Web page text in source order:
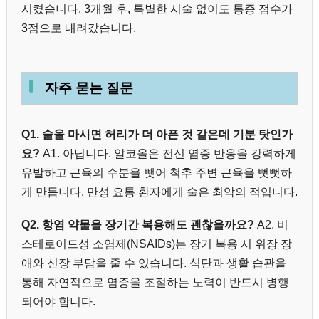
시켰습니다. 3개월 후, 특별한 시술 없이도 통증 점수가
3점으로 내려갔습니다.
자주 묻는 질문
Q1. 술을 마시면 허리가 더 아픈 것 같은데 기분 탓인가
요? A1. 아닙니다. 알코올은 전신 염증 반응을 강력하게
유발하고 근육의 수분을 뺏어 척추 주변 근육을 뻣뻣하
게 만듭니다. 만성 요통 환자에게 술은 최악의 적입니다.
Q2. 항염 약물을 장기간 복용해도 괜찮을까요? A2. 비
스테로이드성 소염제(NSAIDs)는 장기 복용 시 위장 장
애와 신장 부담을 줄 수 있습니다. 식단과 생활 습관을
통해 자연적으로 염증을 조절하는 노력이 반드시 병행
되어야 합니다.